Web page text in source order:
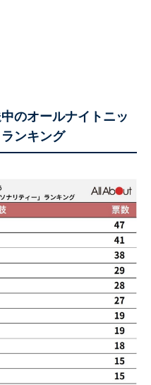
のオールナイトニッ
ンキング